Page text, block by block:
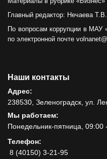
Главный редактор: Нечаева Т.В.
По вопросам коррупции в МАУ
по электронной почте
Наши контакты
Адрес:
238530, Зеленоградск, ул.
Мы работаем:
Понедельник-пятница, 09:00
Телефон:
8 (40150) 3-21-95